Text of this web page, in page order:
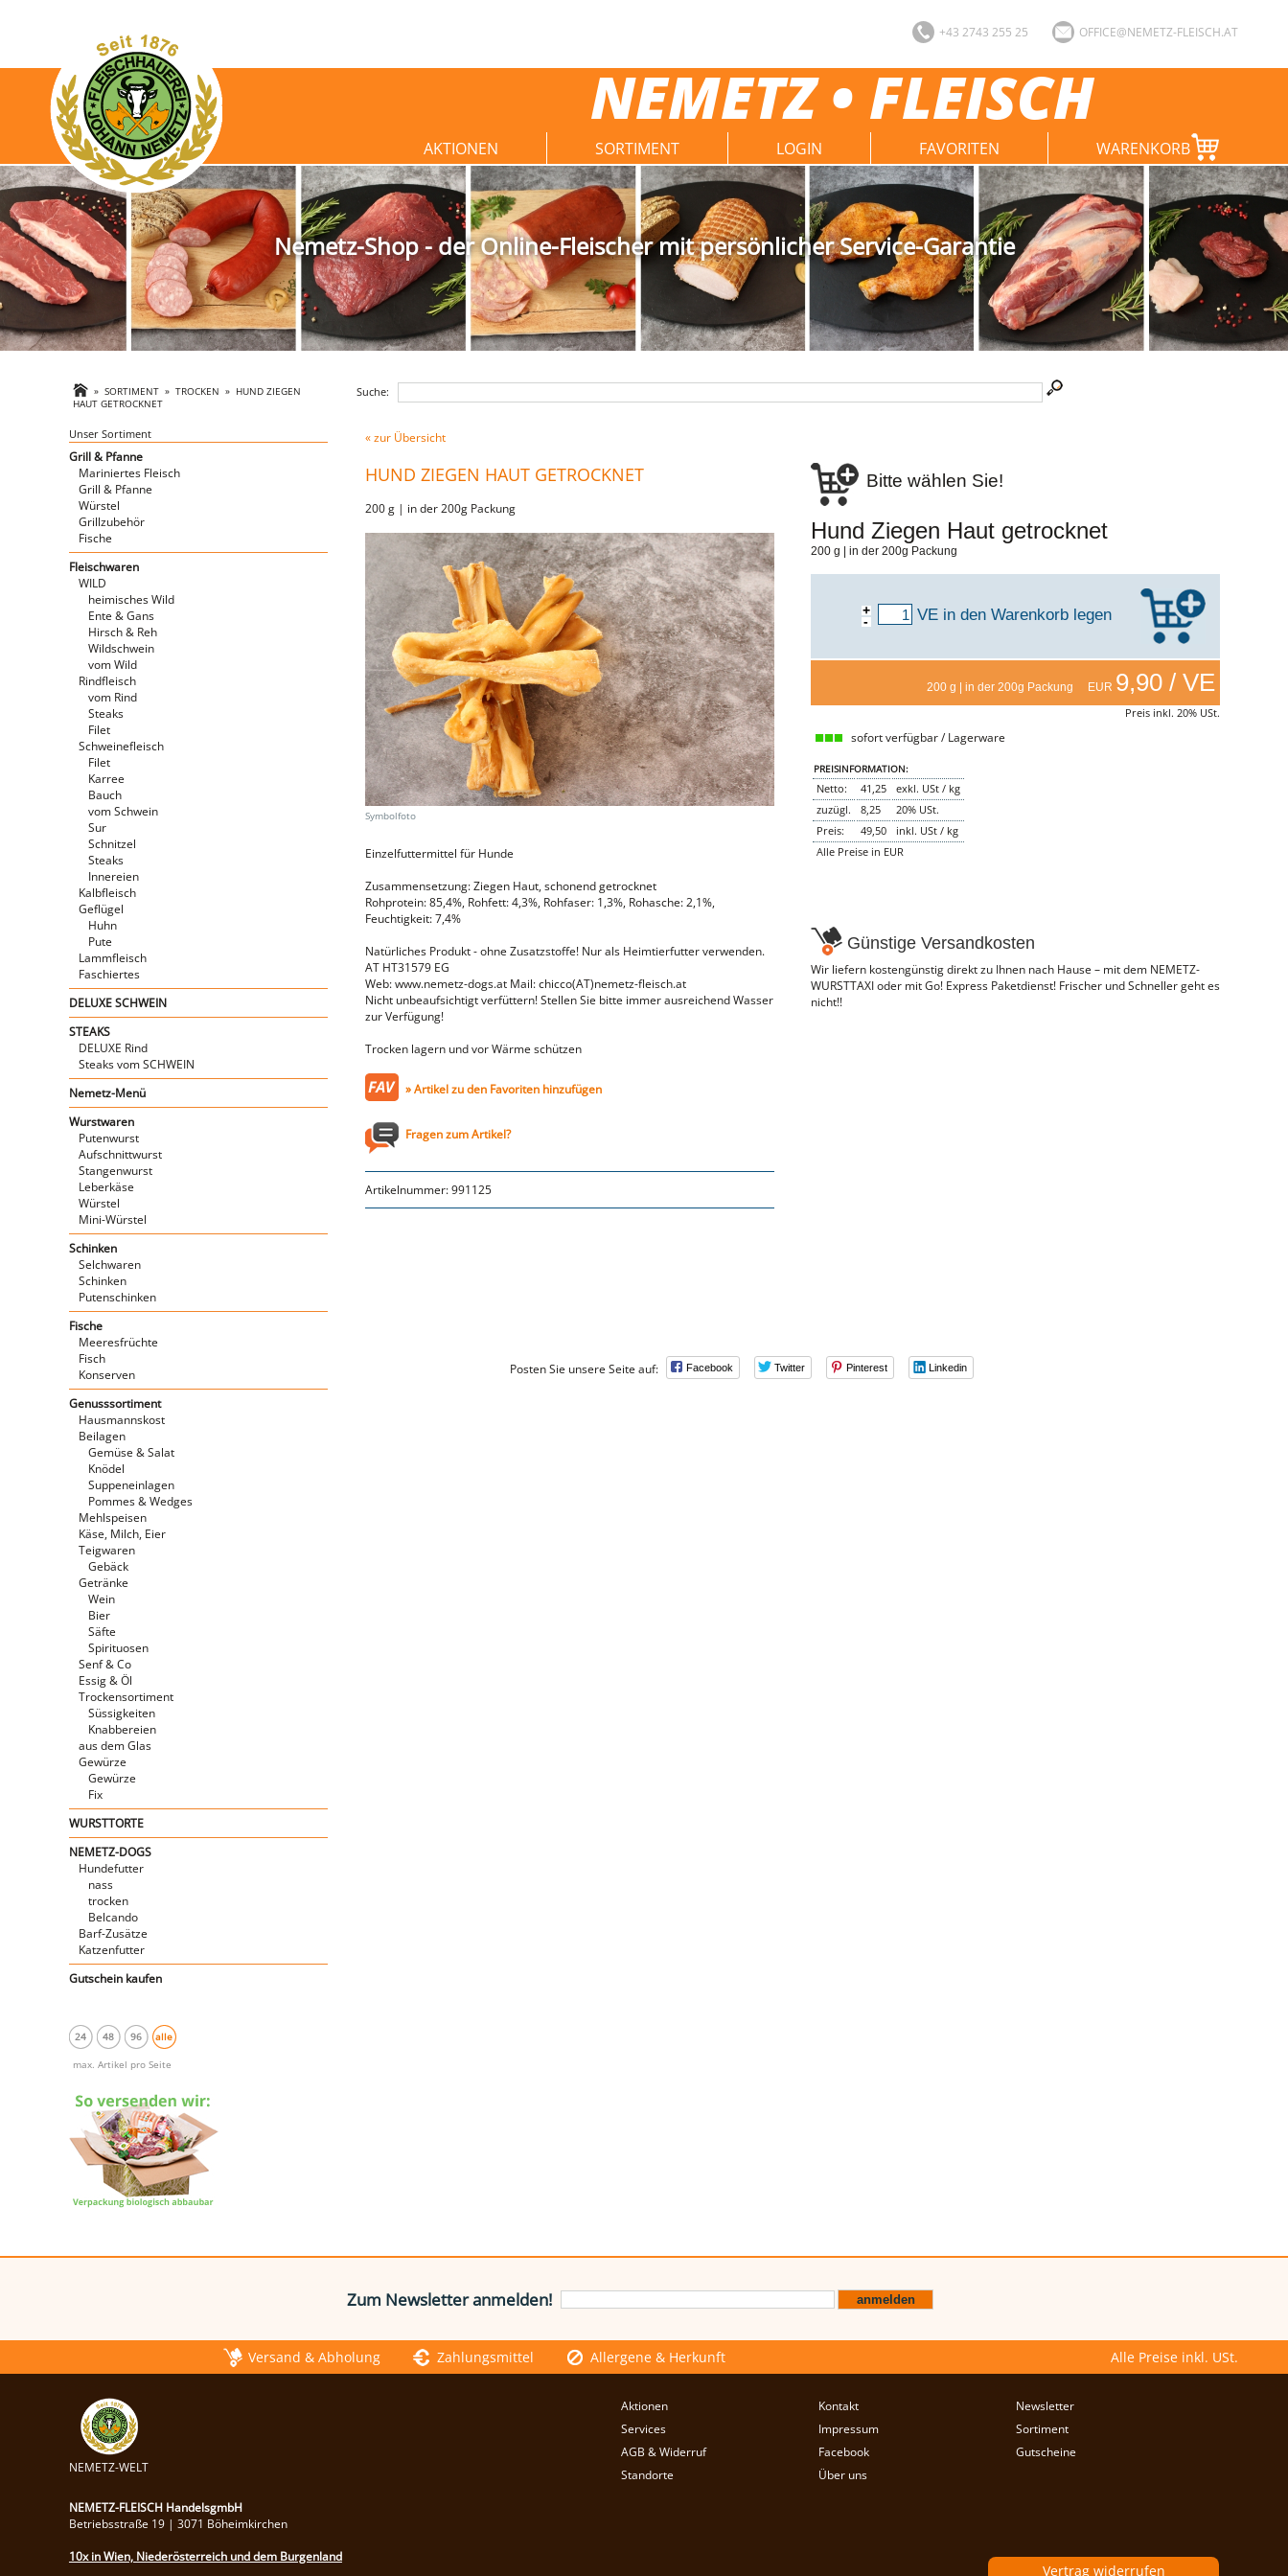
NEMETZ • FLEISCH
+43 2743 255 25 OFFICE@NEMETZ-FLEISCH.AT
AKTIONEN SORTIMENT LOGIN FAVORITEN WARENKORB
Nemetz-Shop - der Online-Fleischer mit persönlicher Service-Garantie
»SORTIMENT »TROCKEN » HUND ZIEGEN
HAUT GETROCKNET
Suche:
Unser Sortiment
Grill & Pfanne
Mariniertes Fleisch
Grill & Pfanne
Würstel
Grillzubehör
Fische
Fleischwaren
WILD
heimisches Wild
Ente & Gans
Hirsch & Reh
Wildschwein
vom Wild
Rindfleisch
vom Rind
Steaks
Filet
Schweinefleisch
Filet
Karree
Bauch
vom Schwein
Sur
Schnitzel
Steaks
Innereien
Kalbfleisch
Geflügel
Huhn
Pute
Lammfleisch
Faschiertes
DELUXE SCHWEIN
STEAKS
DELUXE Rind
Steaks vom SCHWEIN
Nemetz-Menü
Wurstwaren
Putenwurst
Aufschnittwurst
Stangenwurst
Leberkäse
Würstel
Mini-Würstel
Schinken
Selchwaren
Schinken
Putenschinken
Fische
Meeresfrüchte
Fisch
Konserven
Genusssortiment
Hausmannskost
Beilagen
Gemüse & Salat
Knödel
Suppeneinlagen
Pommes & Wedges
Mehlspeisen
Käse, Milch, Eier
Teigwaren
Gebäck
Getränke
Wein
Bier
Säfte
Spirituosen
Senf & Co
Essig & Öl
Trockensortiment
Süssigkeiten
Knabbereien
aus dem Glas
Gewürze
Gewürze
Fix
WURSTTORTE
NEMETZ-DOGS
Hundefutter
nass
trocken
Belcando
Barf-Zusätze
Katzenfutter
Gutschein kaufen
24 48 96 alle
max. Artikel pro Seite
« zur Übersicht
HUND ZIEGEN HAUT GETROCKNET
200 g | in der 200g Packung
Einzelfuttermittel für Hunde
Zusammensetzung: Ziegen Haut, schonend getrocknet
Rohprotein: 85,4%, Rohfett: 4,3%, Rohfaser: 1,3%, Rohasche: 2,1%,
Feuchtigkeit: 7,4%
Natürliches Produkt - ohne Zusatzstoffe! Nur als Heimtierfutter verwenden.
AT HT31579 EG
Web: www.nemetz-dogs.at Mail: chicco(AT)nemetz-fleisch.at
Nicht unbeaufsichtigt verfüttern! Stellen Sie bitte immer ausreichend Wasser
zur Verfügung!
Trocken lagern und vor Wärme schützen
» Artikel zu den Favoriten hinzufügen
Fragen zum Artikel?
Artikelnummer:991125
Bitte wählen Sie!
Hund Ziegen Haut getrocknet
200 g | in der 200g Packung
+
- VEin den Warenkorb legen
200 g | in der 200g Packung EUR 9,90 / VE
Preis inkl. 20% USt.
sofort verfügbar / Lagerware
PREISINFORMATION:
Netto: 41,25
exkl. USt / kg
zuzügl.
8,25
20% USt.
Preis:
49,50
inkl. USt / kg
Alle Preise in EUR
Günstige Versandkosten
Wir liefern kostengünstig direkt zu Ihnen nach Hause – mit dem NEMETZ-
WURSTTAXI oder mit Go! Express Paketdienst! Frischer und Schneller geht es
nicht!!
Posten Sie unsere Seite auf: Facebook Twitter Pinterest Linkedin
Zum Newsletter anmelden!
Versand & Abholung Zahlungsmittel Allergene & Herkunft Alle Preise inkl. USt.
NEMETZ-WELT
Aktionen Kontakt
Newsletter
Services
Impressum
Sortiment
AGB & Widerruf
Facebook
Gutscheine
Standorte
Über uns
NEMETZ-FLEISCH HandelsgmbH
Betriebsstraße 19 | 3071 Böheimkirchen
10x in Wien, Niederösterreich und dem Burgenland
Vertrag widerrufen